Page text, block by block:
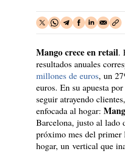
Mango crece en retail.
resultados anuales
millones de euros, un
euros. En su apuesta
seguir atrayendo
enfocada al hogar:
Barcelona, justo al lado
próximo mes del primer
hogar, un vertical que